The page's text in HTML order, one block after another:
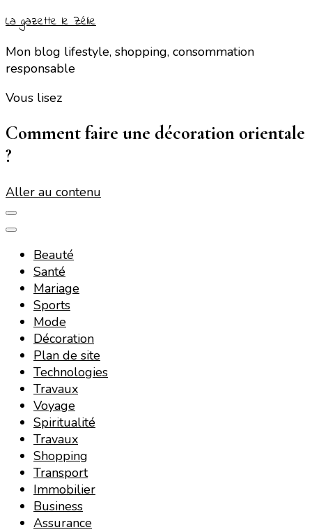
La gazette le Zélie
Mon blog lifestyle, shopping, consommation
responsable
Vous lisez
Comment faire une décoration orientale
?
Aller au contenu
Beauté
Santé
Mariage
Sports
Mode
Décoration
Plan de site
Technologies
Travaux
Voyage
Spiritualité
Travaux
Shopping
Transport
Immobilier
Business
Assurance